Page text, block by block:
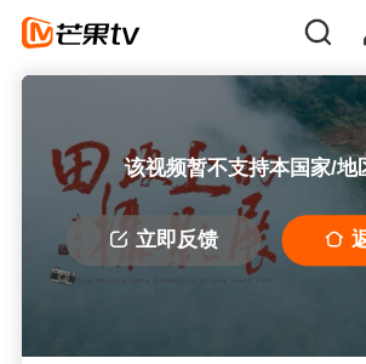
该视频暂不支持本国家/地
立即反馈